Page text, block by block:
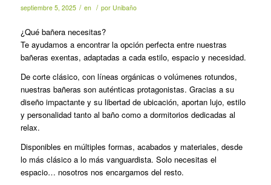
septiembre 5, 2025 / en / por Unibaño
¿Qué bañera necesitas?
Te ayudamos a encontrar la opción perfecta entre nuestras
bañeras exentas, adaptadas a cada estilo, espacio y necesidad.
De corte clásico, con líneas orgánicas o volúmenes rotundos,
nuestras bañeras son auténticas protagonistas. Gracias a su
diseño impactante y su libertad de ubicación, aportan lujo, estilo
y personalidad tanto al baño como a dormitorios dedicadas al
relax.
Disponibles en múltiples formas, acabados y materiales, desde
lo más clásico a lo más vanguardista. Solo necesitas el
espacio… nosotros nos encargamos del resto.